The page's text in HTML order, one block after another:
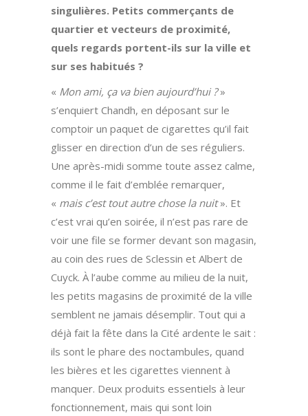
singulières. Petits commerçants de
quartier et vecteurs de proximité,
quels regards portent-ils sur la ville et
sur ses habitués ?
« Mon ami, ça va bien aujourd’hui ?»
s’enquiert Chandh, en déposant sur le
comptoir un paquet de cigarettes qu’il fait
glisser en direction d’un de ses réguliers.
Une après-midi somme toute assez calme,
comme il le fait d’emblée remarquer,
« mais c’est tout autre chose la nuit». Et
c’est vrai qu’en soirée, il n’est pas rare de
voir une file se former devant son magasin,
au coin des rues de Sclessin et Albert de
Cuyck. À l’aube comme au milieu de la nuit,
les petits magasins de proximité de la ville
semblent ne jamais désemplir. Tout qui a
déjà fait la fête dans la Cité ardente le sait :
ils sont le phare des noctambules, quand
les bières et les cigarettes viennent à
manquer. Deux produits essentiels à leur
fonctionnement, mais qui sont loin